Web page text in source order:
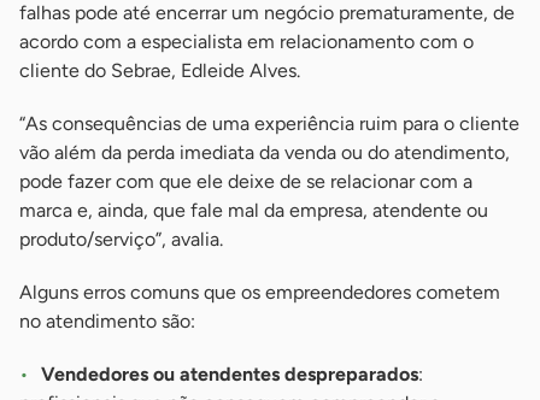
falhas pode até encerrar um negócio prematuramente, de
acordo com a especialista em relacionamento com o
cliente do Sebrae, Edleide Alves.
“As consequências de uma experiência ruim para o cliente
vão além da perda imediata da venda ou do atendimento,
pode fazer com que ele deixe de se relacionar com a
marca e, ainda, que fale mal da empresa, atendente ou
produto/serviço”, avalia.
Alguns erros comuns que os empreendedores cometem
no atendimento são:
Vendedores ou atendentes despreparados: